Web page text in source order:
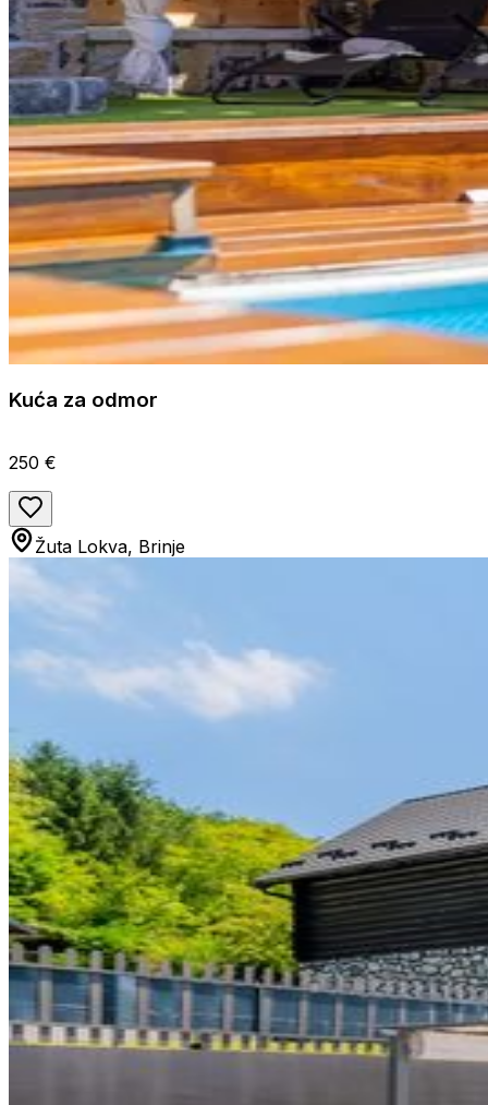
Kuća za odmor
250 €
Žuta Lokva, Brinje